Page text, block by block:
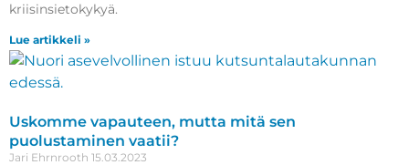
kriisinsietokykyä.
Lue artikkeli »
Uskomme vapauteen, mutta mitä sen
puolustaminen vaatii?
Jari Ehrnrooth 15.03.2023